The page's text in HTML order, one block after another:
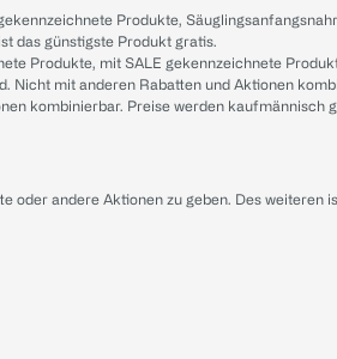
Produkte,
das günstigste Produkt gratis.
Produkte, mit SALE gekennzeichnete
Nicht mit anderen Rabatten und Aktionen
kombinierbar. Preise werden kaufmännisch
andere Aktionen zu geben. Des